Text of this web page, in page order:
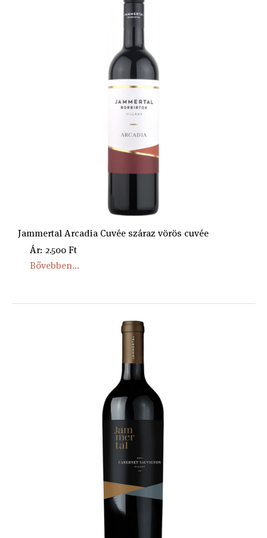
Jammertal Arcadia Cuvée száraz vörös cuvée
Ár: 2.500 Ft
Bővebben...